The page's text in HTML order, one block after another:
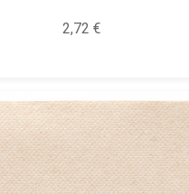
2,72 €